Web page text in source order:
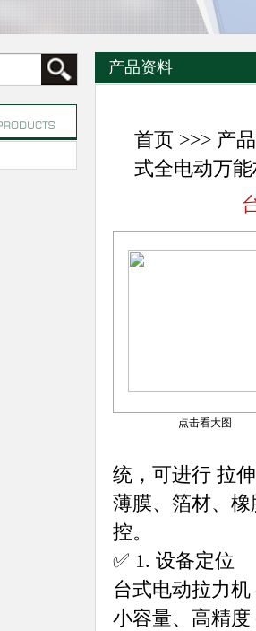
产品资料
首页 >>> 产
式全电动万
点击看大图
统，可进行 拉
薄膜、箔材、
控。
✅ 1. 设备定位
台式电动拉力
小容量、高精